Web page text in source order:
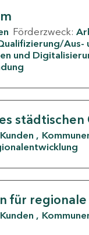
Förderzweck:
Aus-
und
städtischen
für